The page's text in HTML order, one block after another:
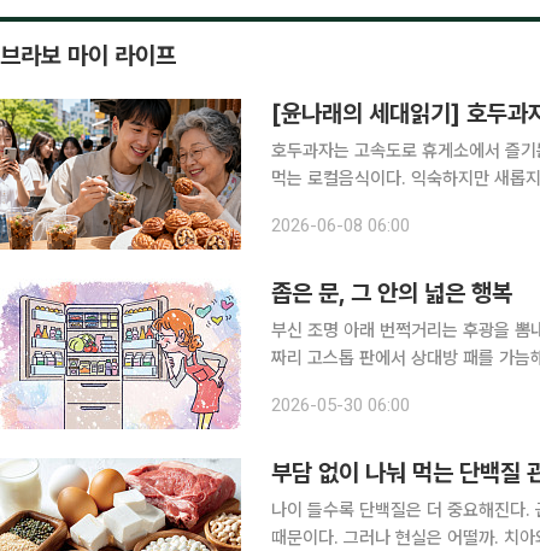
브라보 마이 라이프
[윤나래의 세대읽기] 호두과
호두과자는 고속도로 휴게소에서 즐
먹는 로컬음식이다. 익숙하지만 새롭
때문일까? 이들은 호두과자와 도토리
2026-06-08 06:00
좁은 문, 그 안의 넓은 행복
부신 조명 아래 번쩍거리는 후광을
짜리 고스톱 판에서 상대방 패를 가
는지도 모를 신제품이 한가득. 유독
2026-05-30 06:00
부담 없이 나눠 먹는 단백질
나이 들수록 단백질은 더 중요해진다
때문이다. 그러나 현실은 어떨까. 치